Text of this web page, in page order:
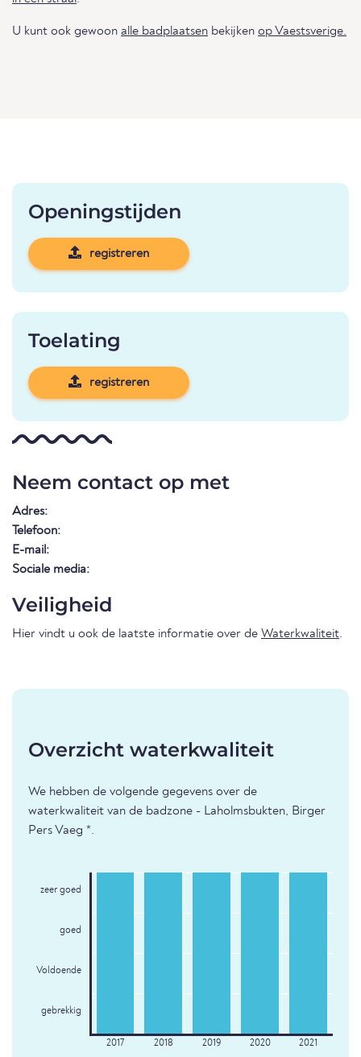
U kunt ook gewoon alle badplaatsen bekijken op Vaestsverige.
Openingstijden
registreren
Toelating
registreren
Neem contact op met
Adres:
Telefoon:
E-mail:
Sociale media:
Veiligheid
Hier vindt u ook de laatste informatie over de Waterkwaliteit.
Overzicht waterkwaliteit
We hebben de volgende gegevens over de
waterkwaliteit van de badzone - Laholmsbukten, Birger
Pers Vaeg *.
zeer goed
goed
Voldoende
gebrekkig